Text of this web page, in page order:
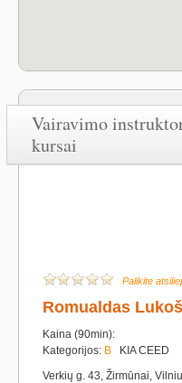
Vairavimo
kursai
Palikite
Romualdas
Kaina (90min):
Kategorijos: B KIA CEED
Verkių g. 43, Žirmūnai,